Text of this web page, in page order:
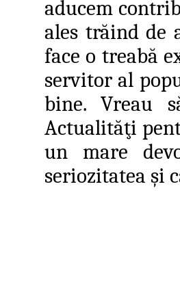
aducem
ales trăind de
face o treabă
servitor al
bine. Vreau
Actualităţi
un mare
seriozitatea şi